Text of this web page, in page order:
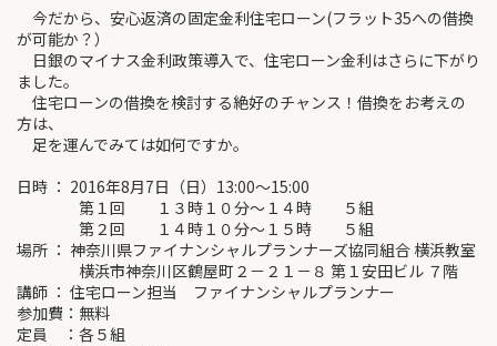
今だから、安心返済の固定金利住宅ローン(フラット35への借換
が可能か？）
日銀のマイナス金利政策導入で、住宅ローン金利はさらに下がり
ました。
住宅ローンの借換を検討する絶好のチャンス！借換をお考えの
方は、
足を運んでみては如何ですか。
日時 ： 2016年8月7日（日）13:00～15:00
第１回 １３時１０分～１４時 ５組
第２回 １４時１０分～１５時 ５組
場所 ： 神奈川県ファイナンシャルプランナーズ協同組合 横浜教室
横浜市神奈川区鶴屋町２－２１－８ 第１安田ビル ７階
講師 ： 住宅ローン担当 ファイナンシャルプランナー
参加費：無料
定員 ：各５組